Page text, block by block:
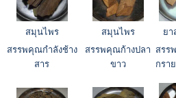
สมุนไพร สมุนไพร ย
สรรพคุณกำลังช้าง
สาร
สรรพคุณก้างปลา
ขาว
สรร
กราย